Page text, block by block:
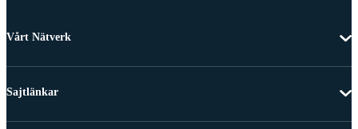
Vårt Nätverk
Sajtlänkar